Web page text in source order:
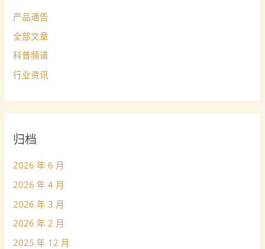
产品通告
全部文章
科普频道
行业资讯
归档
2026 年 6 月
2026 年 4 月
2026 年 3 月
2026 年 2 月
2025 年 12 月